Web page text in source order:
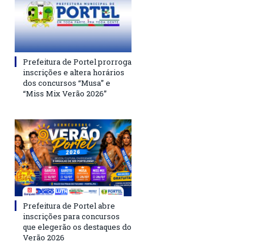
Prefeitura de Portel prorroga
inscrições e altera horários
dos concursos “Musa” e
“Miss Mix Verão 2026”
Prefeitura de Portel abre
inscrições para concursos
que elegerão os destaques do
Verão 2026